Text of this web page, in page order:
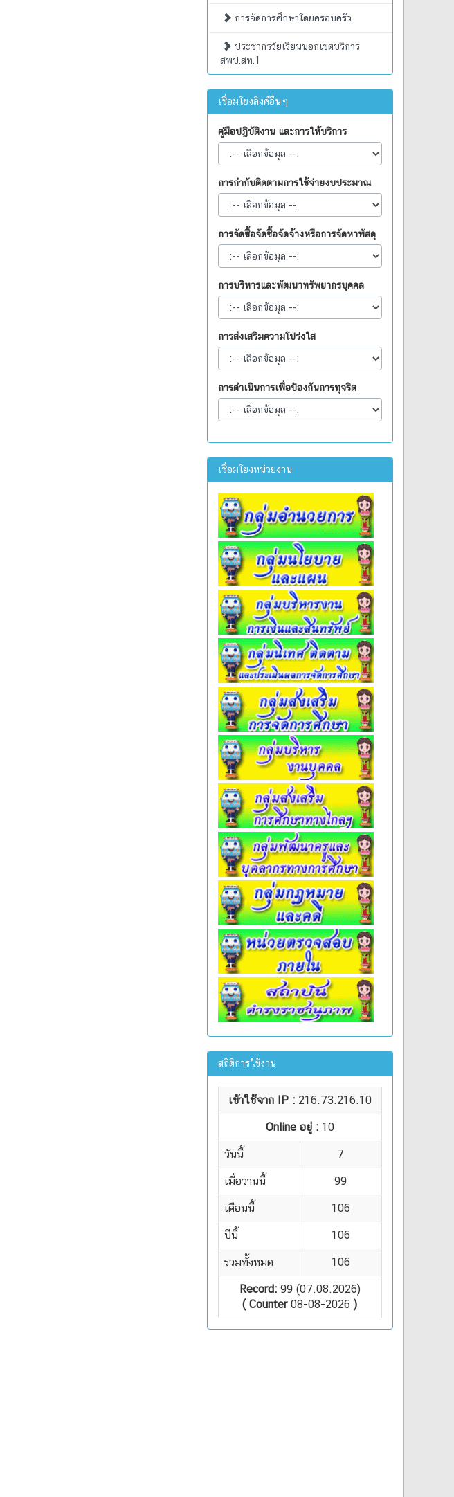
การจัดการศึกษาโดยครอบครัว
ประชากรวัยเรียนนอกเขตบริการ
สพป.สท.1
เชื่อมโยงลิงค์อื่นๆ
คู่มือปฏิบัติงาน และการให้บริการ
การกำกับติดตามการใช้จ่ายงบประมาณ
การจัดซื้อจัดซื้อจัดจ้างหรือการจัดหาพัสดุ
การบริหารและพัฒนาทรัพยากรบุคคล
การส่งเสริมความโปร่งใส
การดำเนินการเพื่อป้องกันการทุจริต
เชื่อมโยงหน่วยงาน
สถิติการใช้งาน
เข้าใช้จาก IP : 216.73.216.10
Online อยู่ : 10
วันนี้ 7
เมื่อวานนี้ 99
เดือนนี้ 106
ปีนี้ 106
รวมทั้งหมด 106
Record:99 (07.08.2026)
( Counter08-08-2026 )